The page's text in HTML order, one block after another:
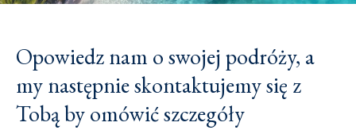
Opowiedz nam o swojej podróży, a
my następnie skontaktujemy się z
Tobą by omówić szczegóły